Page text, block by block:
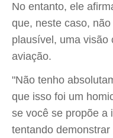
No entanto, ele
que, neste caso,
plausível, uma visão
aviação.
"Não tenho
que isso foi um
se você se propõe a
tentando